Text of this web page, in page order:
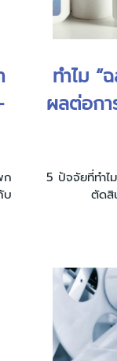
ก
บ
ทำไม “
ผลต่อก
5 ปัจจัยที่ทำไ
ตัดสิ